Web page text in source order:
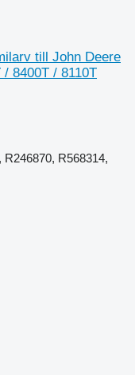
till John Deere
8400T / 8110T
R246870, R568314,